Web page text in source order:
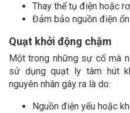
Thay thế tụ điện hoặc
Đảm bảo nguồn điện
Quạt khởi động chậm
Một trong những sự cố mà
sử dụng quạt ly tâm hút
nguyên nhân gây ra là do:
Nguồn điện yếu hoặc